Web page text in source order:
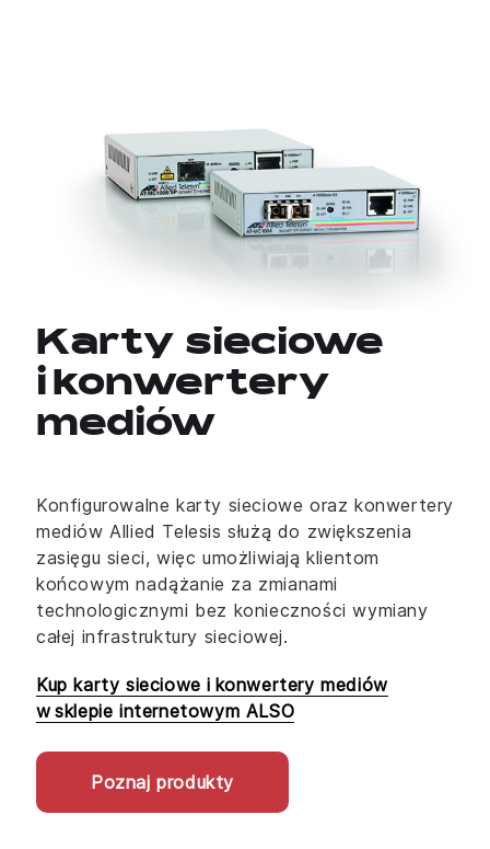
Karty sieciowe
i konwertery
mediów
Konfigurowalne karty sieciowe oraz konwertery
mediów Allied Telesis służą do zwiększenia
zasięgu sieci, więc umożliwiają klientom
końcowym nadążanie za zmianami
technologicznymi bez konieczności wymiany
całej infrastruktury sieciowej.
Kup karty sieciowe i konwertery mediów
w sklepie internetowym ALSO
Poznaj produkty